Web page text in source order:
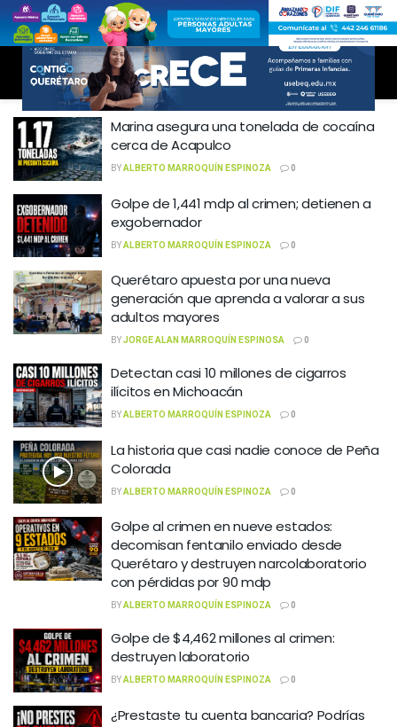
Marina asegura una tonelada de cocaína
cerca de Acapulco
BYALBERTO MARROQUÍN ESPINOZA 0
Golpe de 1,441 mdp al crimen; detienen a
exgobernador
BYALBERTO MARROQUÍN ESPINOZA 0
Querétaro apuesta por una nueva
generación que aprenda a valorar a sus
adultos mayores
BYJORGE ALAN MARROQUÍN ESPINOSA 0
Detectan casi 10 millones de cigarros
ilícitos en Michoacán
BYALBERTO MARROQUÍN ESPINOZA 0
La historia que casi nadie conoce de Peña
Colorada
BYALBERTO MARROQUÍN ESPINOZA 0
Golpe al crimen en nueve estados:
decomisan fentanilo enviado desde
Querétaro y destruyen narcolaboratorio
con pérdidas por 90 mdp
BYALBERTO MARROQUÍN ESPINOZA 0
Golpe de $4,462 millones al crimen:
destruyen laboratorio
BYALBERTO MARROQUÍN ESPINOZA 0
¿Prestaste tu cuenta bancaria? Podrías